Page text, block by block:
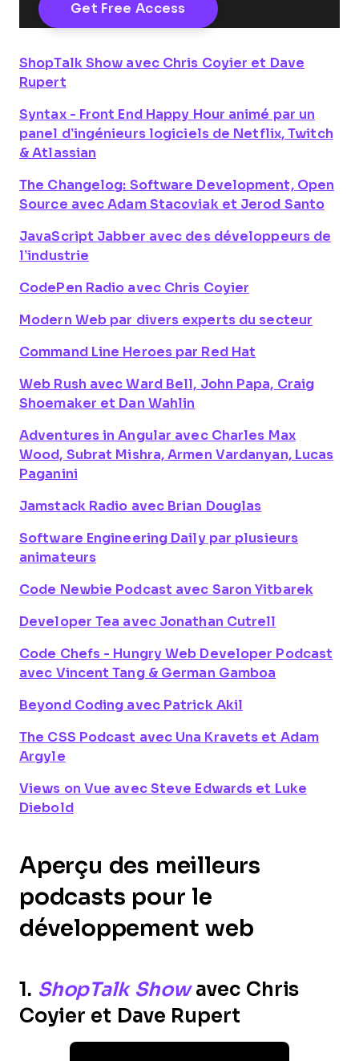
ShopTalk Show avec Chris Coyier et Dave
Rupert
Syntax - Front End Happy Hour animé par un
panel d’ingénieurs logiciels de Netflix, Twitch
& Atlassian
The Changelog: Software Development, Open
Source avec Adam Stacoviak et Jerod Santo
JavaScript Jabber avec des développeurs de
l’industrie
CodePen Radio avec Chris Coyier
Modern Web par divers experts du secteur
Command Line Heroespar Red Hat
Web Rush avec Ward Bell, John Papa, Craig
Shoemaker et Dan Wahlin
Adventures in Angular avec Charles Max
Wood, Subrat Mishra, Armen Vardanyan, Lucas
Paganini
Jamstack Radio avec Brian Douglas
Software Engineering Dailypar plusieurs
animateurs
Code Newbie Podcast avec Saron Yitbarek
Developer Tea avec Jonathan Cutrell
Code Chefs - Hungry Web Developer Podcast
avec Vincent Tang & German Gamboa
Beyond Coding avec Patrick Akil
The CSS Podcast avec Una Kravets et Adam
Argyle
Views on Vue avec Steve Edwards et Luke
Diebold
Aperçu des meilleurs
podcasts pour le
développement web
1. ShopTalk Show avec Chris
Coyier et Dave Rupert